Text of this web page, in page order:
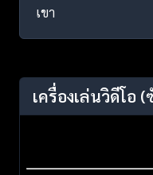
เขา
เครื่องเล่นวิดีโอ (